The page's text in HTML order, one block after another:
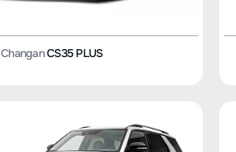
ChanganCS35 PLUS